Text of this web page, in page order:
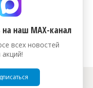
наш МАХ-канал
всех новостей
акций!